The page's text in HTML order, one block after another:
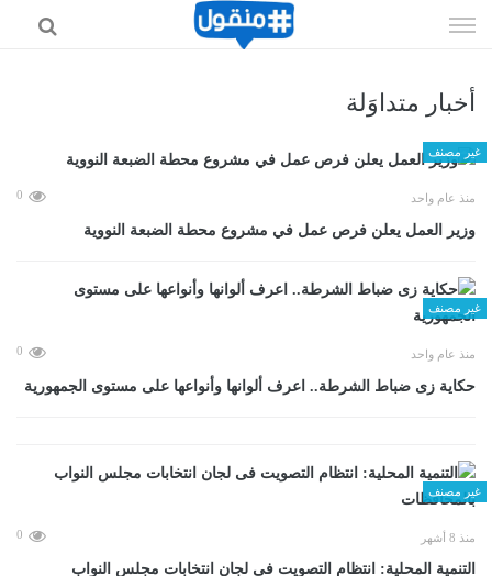
الى
أخبار متداوَلة
غير مصنف
منذ عام واحد 0
وزير العمل يعلن فرص عمل في مشروع محطة الضبعة النووية
غير مصنف
منذ عام واحد 0
حكاية زى ضباط الشرطة.. اعرف ألوانها وأنواعها على مستوى الجمهورية
غير مصنف
منذ 8 أشهر 0
التنمية المحلية: انتظام التصويت فى لجان انتخابات مجلس النواب